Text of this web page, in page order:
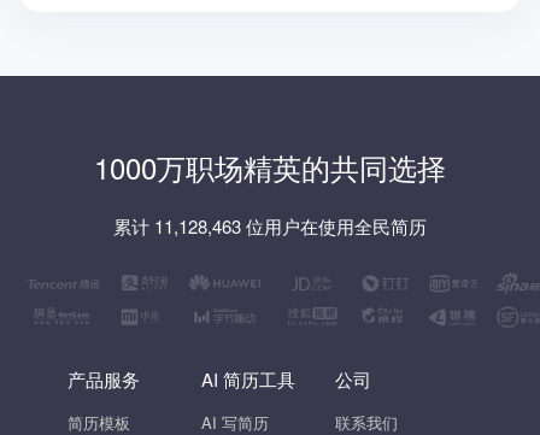
1000万职场精英的共同选择
累计 11,128,463 位用户在使用全民简历
产品服务
简历模板
AI 简历工具
AI 写简历
公司
联系我们